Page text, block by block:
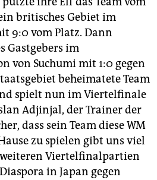
britisches Gebiet im
9:0 vom Platz. Dann
Gastgebers im
von Suchumi mit 1:0 gegen
beheimatete Team
spielt nun im Viertelfinale
Adjinjal, der Trainer der
dass sein Team diese WM
zu spielen gibt uns viel
Viertelfinalpartien
in Japan gegen